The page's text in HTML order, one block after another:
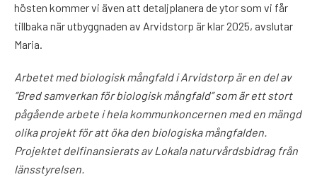
hösten kommer vi även att detaljplanera de ytor som vi får
tillbaka när utbyggnaden av Arvidstorp är klar 2025, avslutar
Maria.
Arbetet med biologisk mångfald i Arvidstorp är en del av
”Bred samverkan för biologisk mångfald” som är ett stort
pågående arbete i hela kommunkoncernen med en mängd
olika projekt för att öka den biologiska mångfalden.
Projektet delfinansierats av Lokala naturvårdsbidrag från
länsstyrelsen.